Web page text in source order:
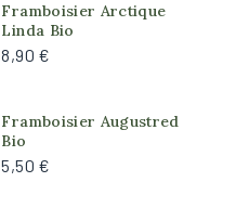
Framboisier Arctique
Linda Bio
8,90 €
Framboisier Augustred
Bio
5,50 €